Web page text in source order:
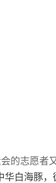
的志愿者
华白海豚